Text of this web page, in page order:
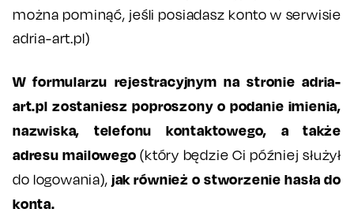
można pominąć, jeśli posiadasz konto w serwisie
adria-art.pl)
W formularzu rejestracyjnym na stronie adria-
art.pl zostaniesz poproszony o podanie imienia,
nazwiska, telefonu kontaktowego, a także
adresu mailowego(który będzie Ci później służył
do logowania), jak również o stworzenie hasła do
konta.